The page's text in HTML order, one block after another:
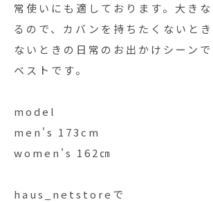
常使いにも適しております。大き
るので、カバンを持ちたくないと
ないときの日常のお出かけシーン
ベストです。
model
men's 173cm
women's 162㎝
haus_netstoreで